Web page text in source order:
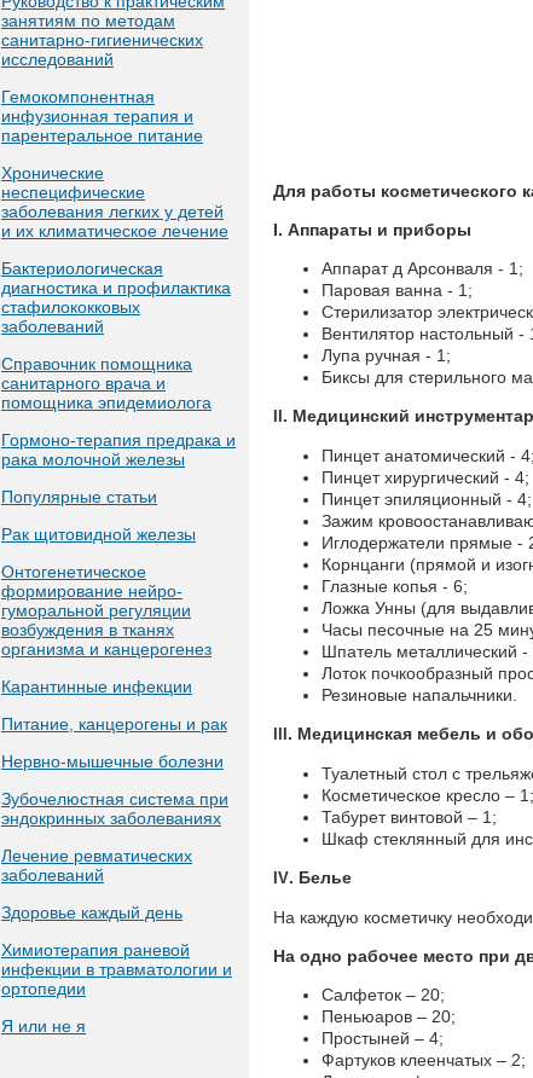
занятиям по методам
санитарно-гигиенических
исследований
Гемокомпонентная
инфузионная терапия и
парентеральное питание
Хронические
неспецифические
заболевания легких у детей
и их климатическое лечение
Бактериологическая
диагностика и профилактика
стафилококковых
заболеваний
Справочник помощника
санитарного врача и
помощника эпидемиолога
Гормоно-терапия предрака и
рака молочной железы
Популярные статьи
Рак щитовидной железы
Онтогенетическое
формирование нейро-
гуморальной регуляции
возбуждения в тканях
организма и канцерогенез
Карантинные инфекции
Питание, канцерогены и рак
Нервно-мышечные болезни
Зубочелюстная система при
эндокринных заболеваниях
Лечение ревматических
заболеваний
Здоровье каждый день
Химиотерапия раневой
инфекции в травматологии и
ортопедии
Я или не я
Для работы косметического
I. Аппараты и приборы
Аппарат д Арсонваля - 1;
Паровая ванна - 1;
Стерилизатор
Вентилятор настольный -
Лупа ручная - 1;
Биксы для стерильного
. Медицинский
Пинцет анатомический - 4;
Пинцет хирургический - 4;
Пинцет эпиляционный - 4;
Зажим
Иглодержатели прямые -
Корнцанги (прямой и
Глазные копья - 6;
Ложка Унны (для
Часы песочные на 25
Шпатель металлический -
Лоток почкообразный
Резиновые напальчники.
. Медицинская мебель и
Туалетный стол с
Косметическое кресло – 1;
Табурет винтовой – 1;
Шкаф стеклянный для
IV. Белье
На каждую косметичку
На одно рабочее место при
Салфеток – 20;
Пеньюаров – 20;
Простыней – 4;
Фартуков клеенчатых – 2;